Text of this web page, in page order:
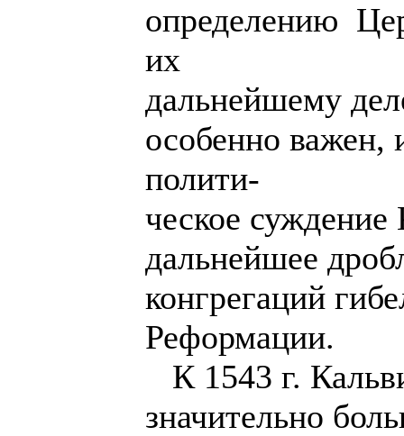
определению
их
дальнейшему
особенно важен,
полити-
ческое
дальнейшее
конгрегаций
Реформации.
К 1543 г.
значительно